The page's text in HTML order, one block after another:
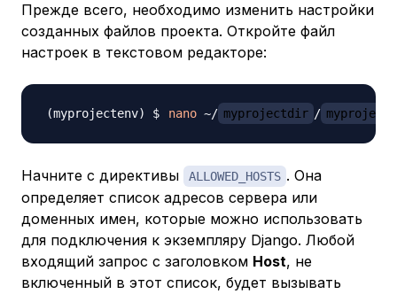
Прежде всего, необходимо изменить настройки
созданных файлов проекта. Откройте файл
настроек в текстовом редакторе:
nano ~/ myprojectdir / myproject
Начните с директивы ALLOWED_HOSTS . Она
определяет список адресов сервера или
доменных имен, которые можно использовать
для подключения к экземпляру Django. Любой
входящий запрос с заголовком Host, не
включенный в этот список, будет вызывать